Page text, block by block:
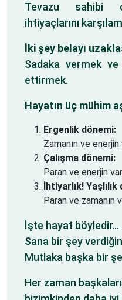
Tevazu sahibi
ihtiyaçlarını
İki şey belayı
Sadaka vermek
ettirmek.
Hayatın üç mühim
Ergenlik dönemi:
Zamanın ve
Çalışma dönemi:
Paran ve enerjin
İhtiyarlık!
Paran ve zamanın
İşte hayat böyledir…
Sana bir şey
Mutlaka başka bir
Her zaman